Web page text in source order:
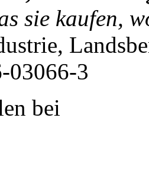
sie kaufen,
03066-3
bei